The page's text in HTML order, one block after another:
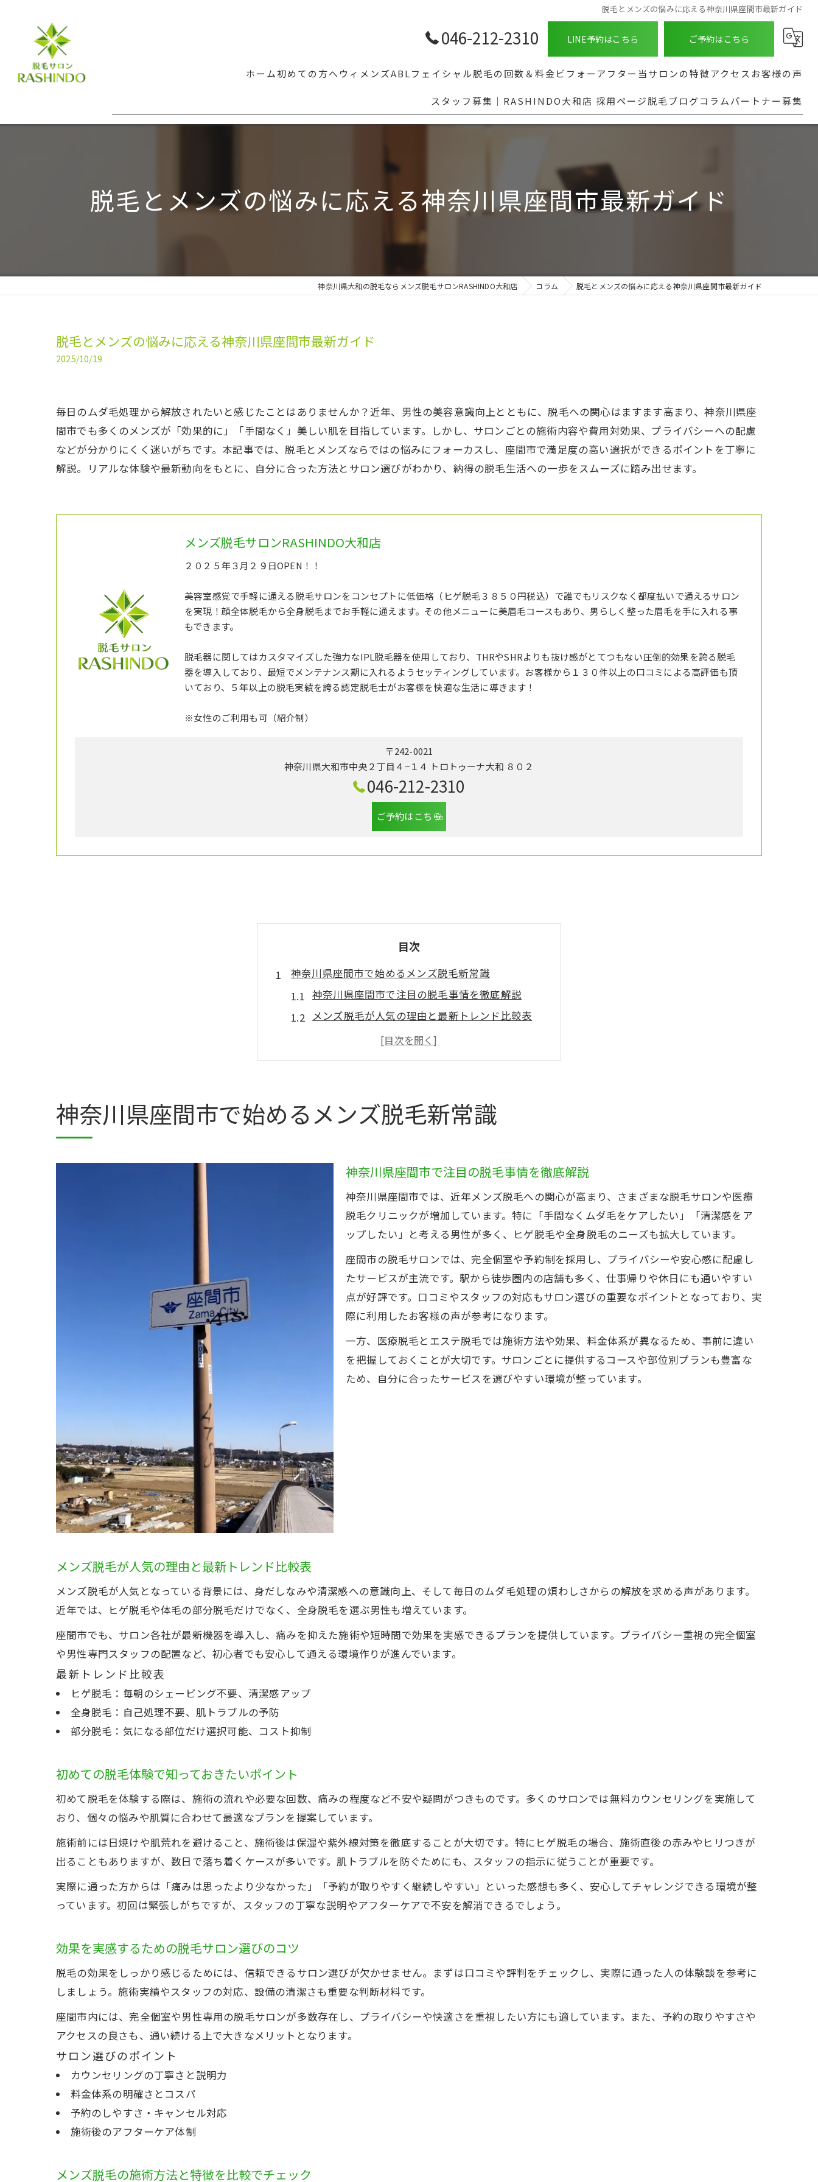
脱毛とメンズの悩みに応える神奈川県座間市最新ガイド
046-212-2310 LINE予約はこちら ご予約はこちら
ホーム初めての方へ
【学割10%OFF】学生メンズ脱毛｜体育・部活前のムダ毛対策ならRASHINDO大和店
眉毛スタイリング
ウィメンズABLフェイシャル脱毛の回数＆料金
人気脱毛部位5種
ビフォーアフター 当サロンの特徴
髭
全身
アクセス お客様の声
よくある質問
スタッフ募集｜RASHINDO大和店 採用ページ脱毛ブログコラムパートナー募集
脱毛とメンズの悩みに応える神奈川県座間市最新ガイド
神奈川県大和の脱毛ならメンズ脱毛サロンRASHINDO大和店 コラム 脱毛とメンズの悩みに応える神奈川県座間市最新ガイド
脱毛とメンズの悩みに応える神奈川県座間市最新ガイド
2025/10/19
毎日のムダ毛処理から解放されたいと感じたことはありませんか？近年、男性の美容意識向上とともに、脱毛への関心はますます高まり、神奈川県座
間市でも多くのメンズが「効果的に」「手間なく」美しい肌を目指しています。しかし、サロンごとの施術内容や費用対効果、プライバシーへの配慮
などが分かりにくく迷いがちです。本記事では、脱毛とメンズならではの悩みにフォーカスし、座間市で満足度の高い選択ができるポイントを丁寧に
解説。リアルな体験や最新動向をもとに、自分に合った方法とサロン選びがわかり、納得の脱毛生活への一歩をスムーズに踏み出せます。
メンズ脱毛サロンRASHINDO大和店
２０２５年３月２９日OPEN！！
美容室感覚で手軽に通える脱毛サロンをコンセプトに低価格（ヒゲ脱毛３８５０円税込）で誰でもリスクなく都度払いで通えるサロン
を実現！顔全体脱毛から全身脱毛までお手軽に通えます。その他メニューに美眉毛コースもあり、男らしく整った眉毛を手に入れる事
もできます。
脱毛器に関してはカスタマイズした強力なIPL脱毛器を使用しており、THRやSHRよりも抜け感がとてつもない圧倒的効果を誇る脱毛
器を導入しており、最短でメンテナンス期に入れるようセッティングしています。お客様から１３０件以上の口コミによる高評価も頂
いており、５年以上の脱毛実績を誇る認定脱毛士がお客様を快適な生活に導きます！
※女性のご利用も可（紹介制）
〒242-0021
神奈川県大和市中央２丁目４−１４ トロトゥーナ大和 ８０２
046-212-2310
ご予約はこちら
目次
神奈川県座間市で始めるメンズ脱毛新常識
神奈川県座間市で注目の脱毛事情を徹底解説
メンズ脱毛が人気の理由と最新トレンド比較表
初めての脱毛体験で知っておきたいポイント
効果を実感するための脱毛サロン選びのコツ
ムダ毛の悩み解消に最適な脱毛の選び方
ムダ毛に悩む男性が脱毛を選ぶ理由
効果重視で選ぶメンズ脱毛のポイント
自分に合った脱毛プランの見つけ方
清潔感重視なら脱毛がもたらす変化を体感
メンズ脱毛後の印象アップ体験談集
脱毛前後で変わる生活のポイント
清潔感アップに役立つ脱毛部位一覧表
身だしなみにこだわる男性の脱毛活用術
痛みや肌トラブルが不安な男性に伝えたい脱毛体験談
痛みが気になる方必見の脱毛体験談
安心して通える脱毛サロンの選び方
満足度が高まるメンズ脱毛の効果的な進め方
満足度を高める脱毛の進め方とは
脱毛効果を実感できる回数と期間比較表
失敗しないための脱毛計画作成術
自己処理から解放される脱毛生活の第一歩
自己処理卒業で始める脱毛生活の魅力
脱毛生活に移行するメリット比較表
神奈川県座間市で始めるメンズ脱毛新常識
神奈川県座間市で注目の脱毛事情を徹底解説
神奈川県座間市では、近年メンズ脱毛への関心が高まり、さまざまな脱毛サロンや医療
脱毛クリニックが増加しています。特に「手間なくムダ毛をケアしたい」「清潔感をア
ップしたい」と考える男性が多く、ヒゲ脱毛や全身脱毛のニーズも拡大しています。
座間市の脱毛サロンでは、完全個室や予約制を採用し、プライバシーや安心感に配慮し
たサービスが主流です。駅から徒歩圏内の店舗も多く、仕事帰りや休日にも通いやすい
点が好評です。口コミやスタッフの対応もサロン選びの重要なポイントとなっており、実
際に利用したお客様の声が参考になります。
一方、医療脱毛とエステ脱毛では施術方法や効果、料金体系が異なるため、事前に違い
を把握しておくことが大切です。サロンごとに提供するコースや部位別プランも豊富な
ため、自分に合ったサービスを選びやすい環境が整っています。
メンズ脱毛が人気の理由と最新トレンド比較表
メンズ脱毛が人気となっている背景には、身だしなみや清潔感への意識向上、そして毎日のムダ毛処理の煩わしさからの解放を求める声があります。
近年では、ヒゲ脱毛や体毛の部分脱毛だけでなく、全身脱毛を選ぶ男性も増えています。
座間市でも、サロン各社が最新機器を導入し、痛みを抑えた施術や短時間で効果を実感できるプランを提供しています。プライバシー重視の完全個室
や男性専門スタッフの配置など、初心者でも安心して通える環境作りが進んでいます。
最新トレンド比較表
ヒゲ脱毛：毎朝のシェービング不要、清潔感アップ
全身脱毛：自己処理不要、肌トラブルの予防
部分脱毛：気になる部位だけ選択可能、コスト抑制
初めての脱毛体験で知っておきたいポイント
初めて脱毛を体験する際は、施術の流れや必要な回数、痛みの程度など不安や疑問がつきものです。多くのサロンでは無料カウンセリングを実施して
おり、個々の悩みや肌質に合わせて最適なプランを提案しています。
施術前には日焼けや肌荒れを避けること、施術後は保湿や紫外線対策を徹底することが大切です。特にヒゲ脱毛の場合、施術直後の赤みやヒリつきが
出ることもありますが、数日で落ち着くケースが多いです。肌トラブルを防ぐためにも、スタッフの指示に従うことが重要です。
実際に通った方からは「痛みは思ったより少なかった」「予約が取りやすく継続しやすい」といった感想も多く、安心してチャレンジできる環境が整
っています。初回は緊張しがちですが、スタッフの丁寧な説明やアフターケアで不安を解消できるでしょう。
効果を実感するための脱毛サロン選びのコツ
脱毛の効果をしっかり感じるためには、信頼できるサロン選びが欠かせません。まずは口コミや評判をチェックし、実際に通った人の体験談を参考に
しましょう。施術実績やスタッフの対応、設備の清潔さも重要な判断材料です。
座間市内には、完全個室や男性専用の脱毛サロンが多数存在し、プライバシーや快適さを重視したい方にも適しています。また、予約の取りやすさや
アクセスの良さも、通い続ける上で大きなメリットとなります。
サロン選びのポイント
カウンセリングの丁寧さと説明力
料金体系の明確さとコスパ
予約のしやすさ・キャンセル対応
施術後のアフターケア体制
メンズ脱毛の施術方法と特徴を比較でチェック